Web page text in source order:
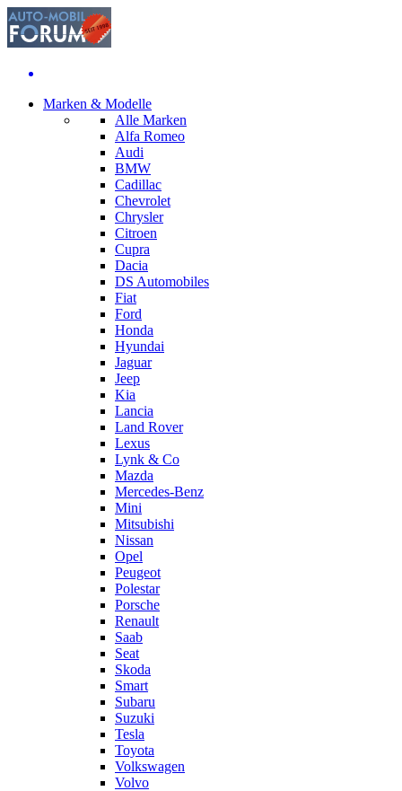
Marken & Modelle
Alle Marken
Alfa Romeo
Audi
BMW
Cadillac
Chevrolet
Chrysler
Citroen
Cupra
Dacia
DS Automobiles
Fiat
Ford
Honda
Hyundai
Jaguar
Jeep
Kia
Lancia
Land Rover
Lexus
Lynk & Co
Mazda
Mercedes-Benz
Mini
Mitsubishi
Nissan
Opel
Peugeot
Polestar
Porsche
Renault
Saab
Seat
Skoda
Smart
Subaru
Suzuki
Tesla
Toyota
Volkswagen
Volvo